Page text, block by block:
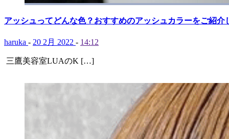
アッシュってどんな色？おすすめのアッシュカラーをご紹介
haruka - 20 2月 2022 - 14:12
三鷹美容室LUAのK […]